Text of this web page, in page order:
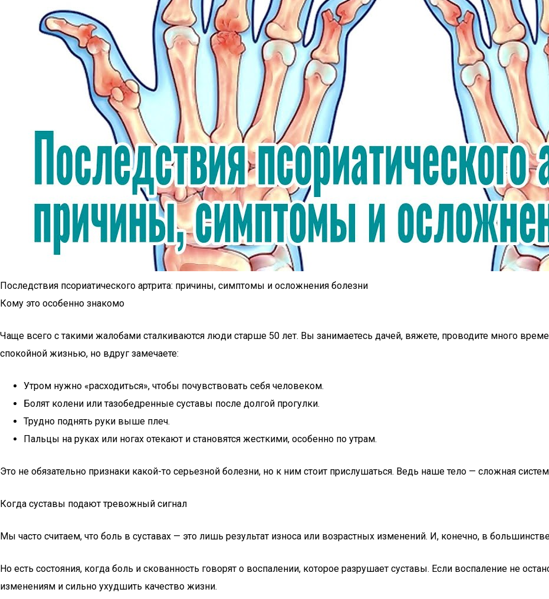
Последствия псориатического артрита: причины, симптомы и осложнения болезни
Кому это особенно знакомо
Чаще всего с такими жалобами сталкиваются люди старше 50 лет. Вы занимаетесь дачей, вяжете, проводите много
спокойной жизнью, но вдруг замечаете:
Утром нужно «расходиться», чтобы почувствовать себя человеком.
Болят колени или тазобедренные суставы после долгой прогулки.
Трудно поднять руки выше плеч.
Пальцы на руках или ногах отекают и становятся жесткими, особенно по утрам.
Это не обязательно признаки какой-то серьезной болезни, но к ним стоит прислушаться. Ведь наше тело — сложная
Когда суставы подают тревожный сигнал
Мы часто считаем, что боль в суставах — это лишь результат износа или возрастных изменений. И, конечно, в большинстве
Но есть состояния, когда боль и скованность говорят о воспалении, которое разрушает суставы. Если воспаление не
изменениям и сильно ухудшить качество жизни.